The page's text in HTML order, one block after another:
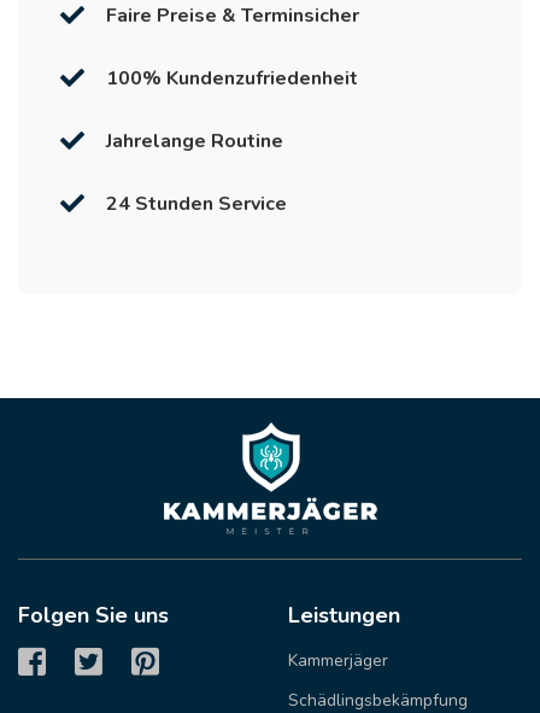
Faire Preise & Terminsicher
100% Kundenzufriedenheit
Jahrelange Routine
24 Stunden Service
Folgen Sie uns Leistungen
Kammerjäger
Schädlingsbekämpfung